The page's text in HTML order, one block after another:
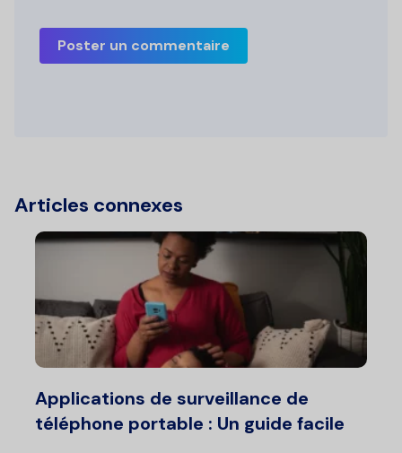
Poster un commentaire
Articles connexes
Applications de surveillance de
téléphone portable : Un guide facile